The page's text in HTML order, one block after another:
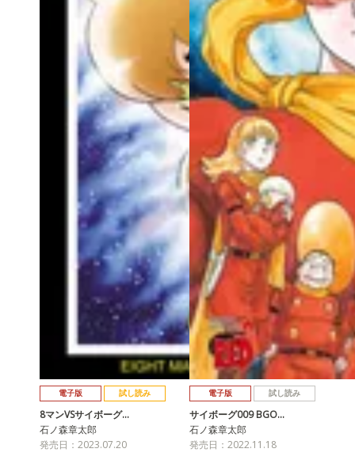
電子版 試し読み
8マンVSサイボーグ…
石ノ森章太郎
発売日：2023.07.20
電子版 試し読み
サイボーグ009 BGO…
石ノ森章太郎
発売日：2022.11.18